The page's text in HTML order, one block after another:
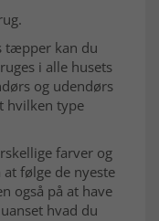
tæpper kan du
i alle husets
og udendørs
hvilken type
farver og
følge de nyeste
også på at have
hvad du